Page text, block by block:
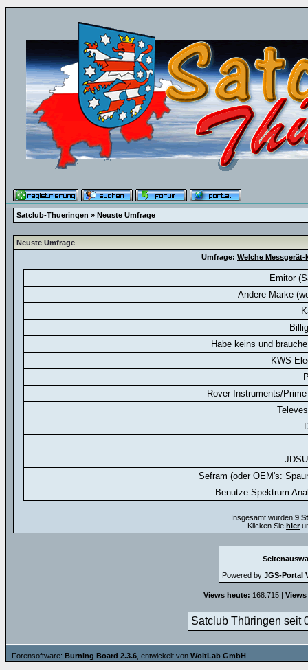
Satclub-Thueringen » Neuste Umfrage
Neuste Umfrage
Umfrage: Welche
Emitor
Andere Marke
Habe keins und
KWS
Rover Instruments/
Sefram (oder OEM's:
Benutze Spektrum
Insgesamt wurden 9
Klicken Sie hier
Powered by JGS-Portal
Views heute: 168.715 |
Satclub Thüringen seit
Forensoftware: Burning Board 2.3.6 , entwickelt von WoltLab GmbH